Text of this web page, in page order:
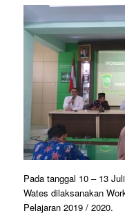
Pada tanggal 10 – 13
Wates dilaksanakan
Pelajaran 2019 / 2020.